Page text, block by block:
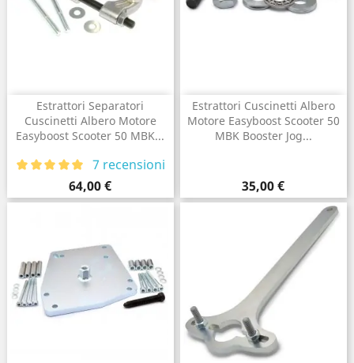
Estrattori Separatori
Cuscinetti Albero Motore
Easyboost Scooter 50 MBK...
Prezzo
64,00 €
7 recensioni
Estrattori Cuscinetti Albero
Motore Easyboost Scooter 50
MBK Booster Jog...
Prezzo
35,00 €